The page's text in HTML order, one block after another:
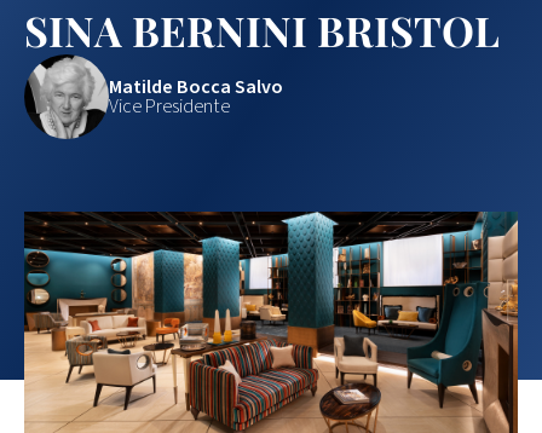
SINA BERNINI BRISTOL
Matilde Bocca Salvo
Vice Presidente